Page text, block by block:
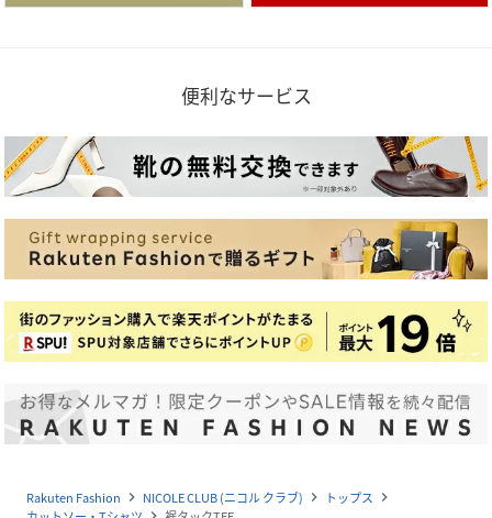
便利なサービス
Rakuten Fashion navigate_next NICOLE CLUB (ニコル クラブ) navigate_next トップス navigate_next